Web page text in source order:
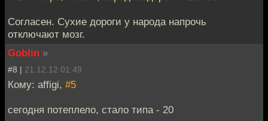
Согласен. Сухие дороги у народа напрочь
отключают мозг.
Goblin »
#8 | 21.12.12 01:49
Кому: affigi, #5
сегодня потеплело, стало типа - 20